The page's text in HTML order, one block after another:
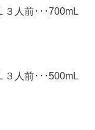
３人前･･･700mL
３人前･･･500mL